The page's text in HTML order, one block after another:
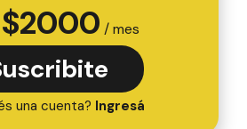
$2000 / mes
una cuenta? Ingresá